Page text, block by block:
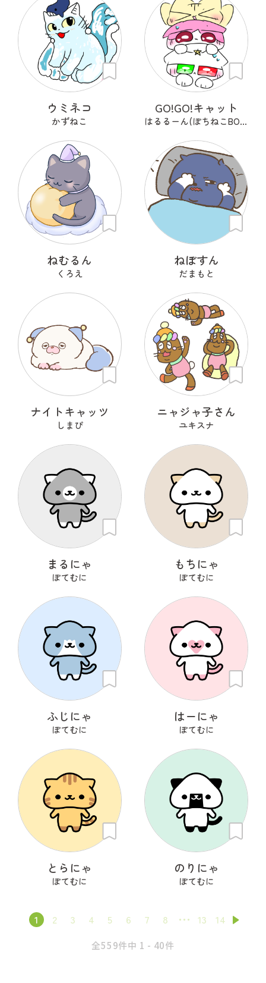
ウミネコ
かずねこ
GO!GO!キャット
はるるーん(ぽちねこBOOKS)
ねむるん
くろえ
ねぼすん
だまもと
ナイトキャッツ
しまぴ
ニャジャ子さん
ユキスナ
まるにゃ
ぽてむに
もちにゃ
ぽてむに
ふじにゃ
ぽてむに
はーにゃ
ぽてむに
とらにゃ
ぽてむに
のりにゃ
ぽてむに
1 2 3 4 5 6 7 8 13 14
全559件中 1 - 40件